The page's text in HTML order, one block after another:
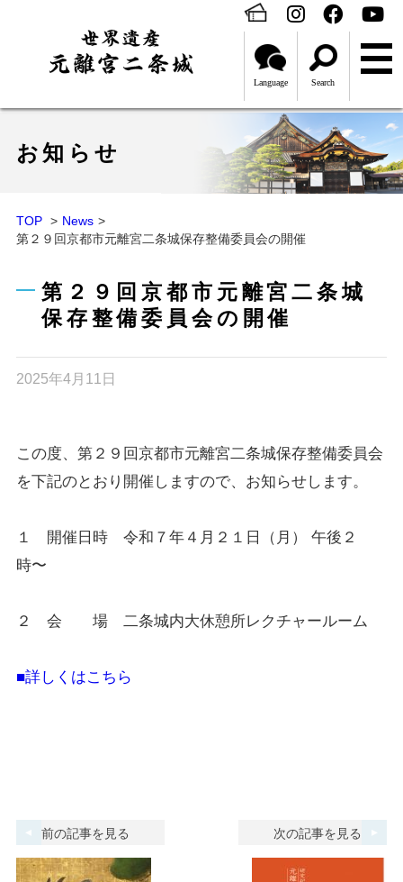
Language Search
お知らせ
TOP
News
第２９回京都市元離宮二条城保存整備委員会の開催
第２９回京都市元離宮二条城
保存整備委員会の開催
2025年4月11日
この度、第２９回京都市元離宮二条城保存整備委員会
を下記のとおり開催しますので、お知らせします。
１ 開催日時 令和７年４月２１日（月） 午後２
時〜
２ 会 場 二条城内大休憩所レクチャールーム
■詳しくはこちら
前の記事を見る 次の記事を見る